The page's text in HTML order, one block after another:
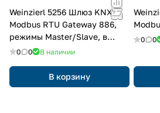
Weinzierl 5256 Шлюз KNX
Modbus RTU Gateway 886,
режимы Master/Slave, в
режиме Master поддержка до
WZL-512563)
0 0 В наличии
В корзину
0 0